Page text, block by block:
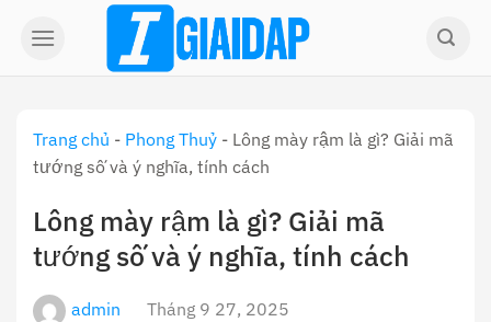
Trang chủ - Phong Thuỷ - Lông mày rậm là gì? Giải mã
tướng số và ý nghĩa, tính cách
Lông mày rậm là gì? Giải mã
tướng số và ý nghĩa, tính cách
admin Tháng 9 27, 2025